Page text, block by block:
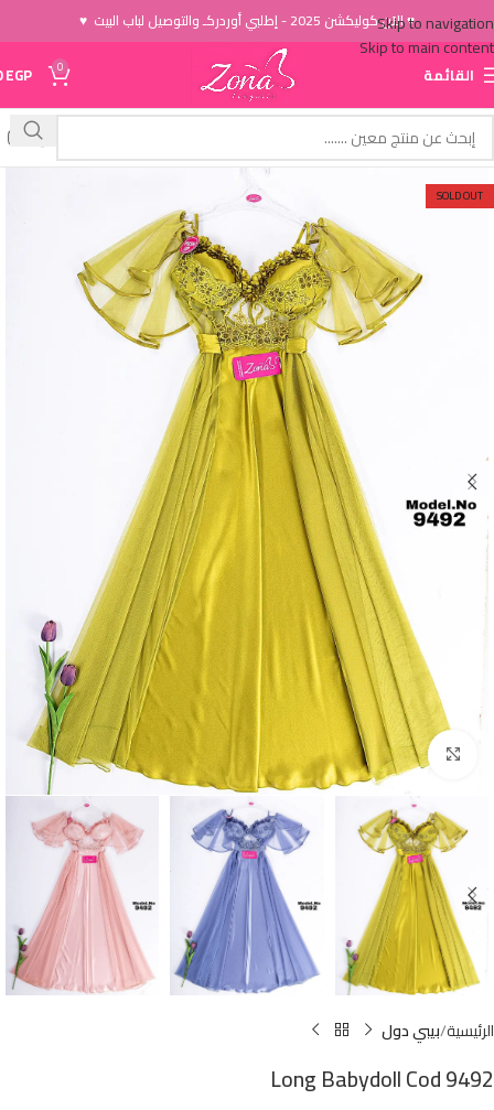
Skip to navigation
Skip to main content
♥ الاَن كوليكشن 2025 - إطلبي أوردركـ والتوصيل لباب البيت ♥
القائمة 0
EGP
SOLD OUT
Click to enlarge
الرئيسية بيبي دول
Long Babydoll Cod 9492